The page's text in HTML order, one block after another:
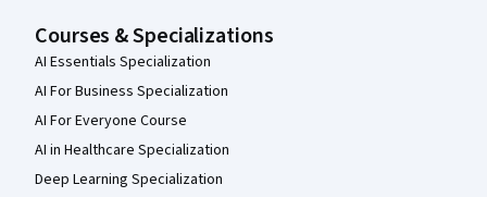
Courses & Specializations
AI Essentials Specialization
AI For Business Specialization
AI For Everyone Course
AI in Healthcare Specialization
Deep Learning Specialization